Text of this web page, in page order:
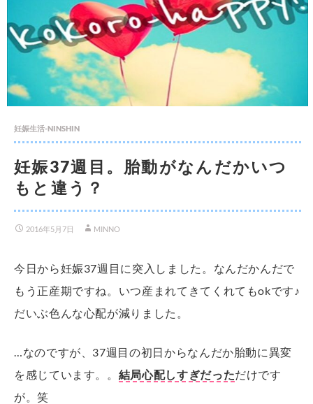
妊娠生活-NINSHIN
妊娠37週目。胎動がなんだかいつ
もと違う？
2016年5月7日 MINNO
今日から妊娠37週目に突入しました。なんだかんだで
もう正産期ですね。いつ産まれてきてくれてもokです♪
だいぶ色んな心配が減りました。
…なのですが、37週目の初日からなんだか胎動に異変
を感じています。。 結局心配しすぎだっただけです
が。笑